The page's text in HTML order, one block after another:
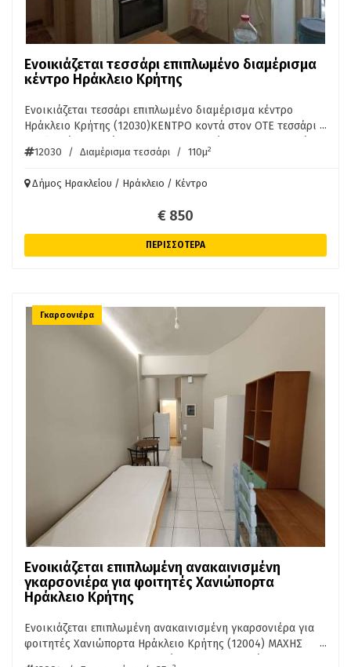
Ενοικιάζεται τεσσάρι επιπλωμένο διαμέρισμα
κέντρο Ηράκλειο Κρήτης
Ενοικιάζεται τεσσάρι επιπλωμένο διαμέρισμα κέντρο
Ηράκλειο Κρήτης (12030)ΚΕΝΤΡΟ κοντά στον ΟΤΕ τεσσάρι
W.C, κεντρική θέρμανση, κλιματισμός, βεράντα. Ενοίκιο 850
1/10/2026 ΠΛΗΡ. ΑΚΙΝΗΤΑ ΚΡΗΤΗΣ ΠΕΤΡΑΚΗΣ 6976754100
...
12030 / Διαμέρισμα τεσσάρι / 110μ2
Δήμος Ηρακλείου / Ηράκλειο / Κέντρο
€ 850
ΠΕΡΙΣΣΟΤΕΡΑ
Γκαρσονιέρα
Ενοικιάζεται επιπλωμένη ανακαινισμένη
γκαρσονιέρα για φοιτητές Χανιώπορτα
Ηράκλειο Κρήτης
Ενοικιάζεται επιπλωμένη ανακαινισμένη γκαρσονιέρα για
φοιτητές Χανιώπορτα Ηράκλειο Κρήτης (12004) ΜΑΧΗΣ
...